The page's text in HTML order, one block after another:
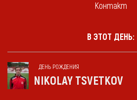
Контакт
В ЭТОТ ДЕНЬ:
ДЕНЬ РОЖДЕНИЯ
NIKOLAY TSVETKOV